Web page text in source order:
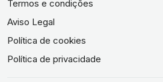
Termos e condições
Aviso Legal
Política de cookies
Política de privacidade